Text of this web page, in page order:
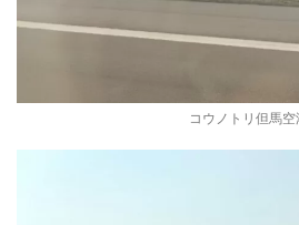
コウノトリ但馬空